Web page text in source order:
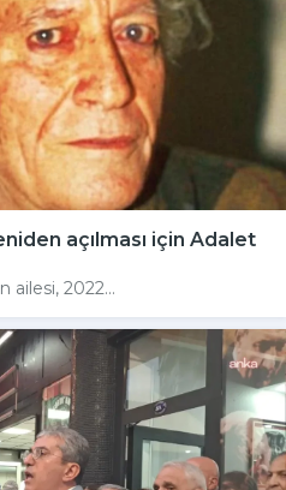
açılması için Adalet
ailesi, 2022...